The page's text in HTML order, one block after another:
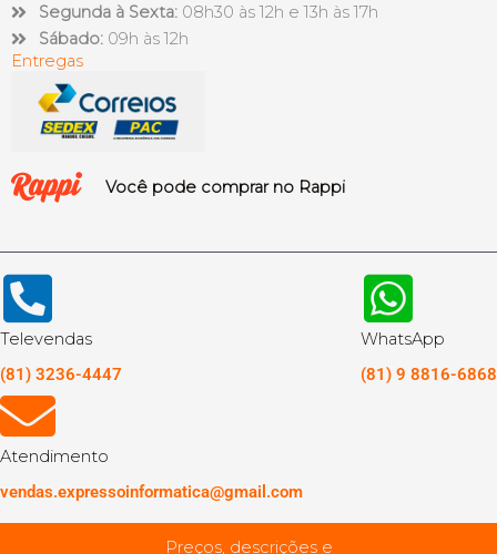
Segunda à Sexta: 08h30 às 12h e 13h às 17h
Sábado: 09h às 12h
Entregas
Você pode comprar no Rappi
Televendas
(81) 3236-4447
WhatsApp
(81) 9 8816-6868
Atendimento
vendas.expressoinformatica@gmail.com
Preços, descrições e